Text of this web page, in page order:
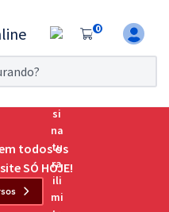
0
dias!
Exame datodos os
SÓ HOJE!